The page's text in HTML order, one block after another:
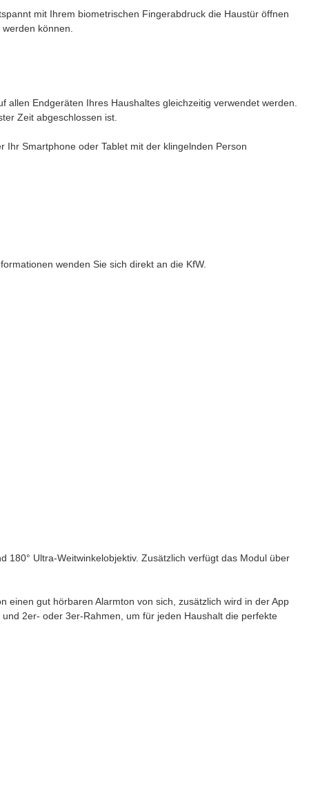
mit Ihrem biometrischen Fingerabdruck die Haustür öffnen
können.
allen Endgeräten Ihres Haushaltes gleichzeitig verwendet werden.
Zeit abgeschlossen ist.
Smartphone oder Tablet mit der klingelnden Person
wenden Sie sich direkt an die KfW.
Ultra-Weitwinkelobjektiv. Zusätzlich verfügt das Modul über
einen gut hörbaren Alarmton von sich, zusätzlich wird in der App
2er- oder 3er-Rahmen, um für jeden Haushalt die perfekte